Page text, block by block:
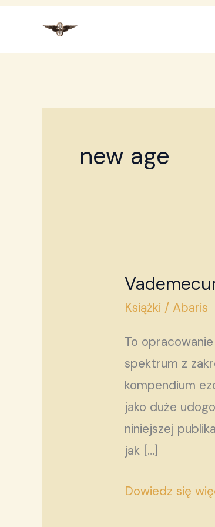
new age
Książki /Abaris
To
spektrum z
kompendium
jako duże
niniejszej
jak […]
Vademecum
wiedzy
Dowiedz się